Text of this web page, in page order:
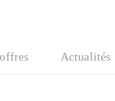
Actualités